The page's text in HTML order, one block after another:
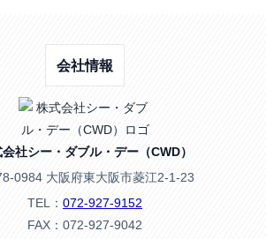
会社情報
社シー・ダブル・デー（CWD）
0984 大阪府東大阪市菱江2-1-23
TEL： 072-927-9152
FAX：072-927-9042